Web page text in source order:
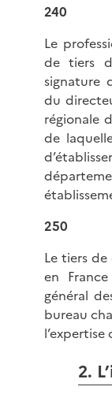
240
Le
de tiers
signature
du
régionale
de
250
Le tiers de
en
général
bureau
2.